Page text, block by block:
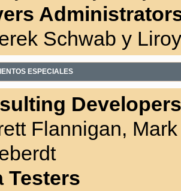
Schwab y
ESPECIALES
Developers
Flannigan,
Testers